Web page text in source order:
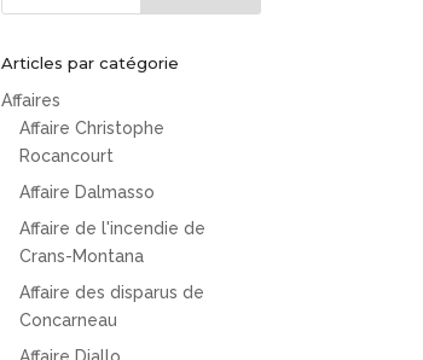
Articles par catégorie
Affaires
Affaire Christophe
Rocancourt
Affaire Dalmasso
Affaire de l'incendie de
Crans-Montana
Affaire des disparus de
Concarneau